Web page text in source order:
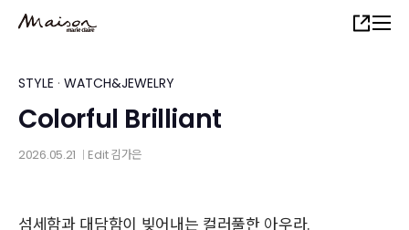
content
Share
STYLE · WATCH&JEWELRY
Colorful Brilliant
2026.05.21 Edit김가은
섬세함과 대담함이 빚어내는 컬러풀한 아우라.